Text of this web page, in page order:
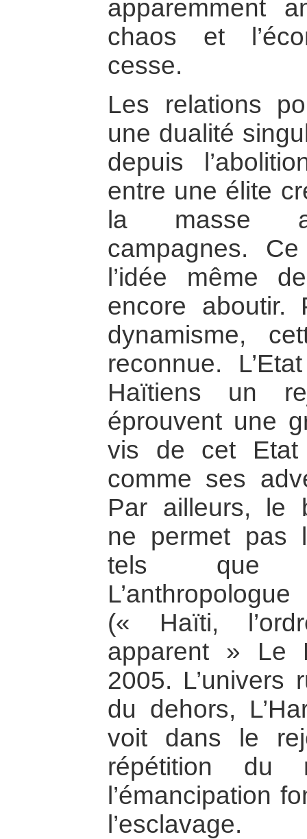
apparemment
chaos et
cesse.
Les relations
une dualité
depuis
entre une élite
la masse
campagnes.
l’idée même
encore aboutir.
dynamisme,
reconnue.
Haïtiens un
éprouvent une
vis de cet
comme ses
Par ailleurs, le
ne permet pas
tels que
(« Haïti,
apparent » Le
2005. L’univers
du dehors,
voit dans le
répétition
l’émancipation
l’esclavage.